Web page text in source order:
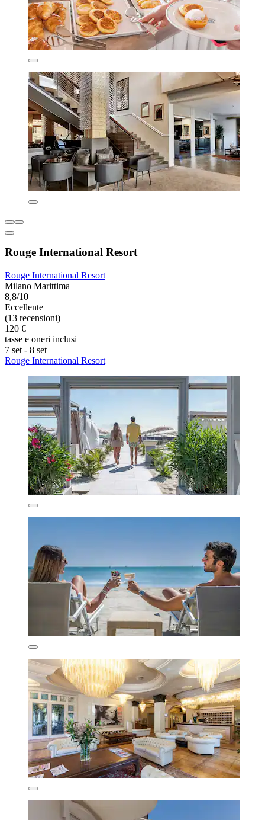
Rouge International Resort
Rouge International Resort
Milano Marittima
8,8/10
Eccellente
(13 recensioni)
120 €
tasse e oneri inclusi
7 set - 8 set
Rouge International Resort